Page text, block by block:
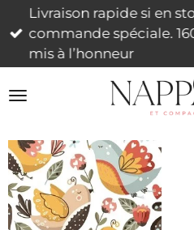
Passer
au
contenu
Livraison rapide si en
commande spéciale.
mis à l’honneur